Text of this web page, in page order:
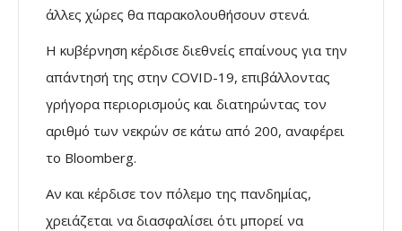
άλλες χώρες θα παρακολουθήσουν στενά.
Η κυβέρνηση κέρδισε διεθνείς επαίνους για την
απάντησή της στην COVID-19, επιβάλλοντας
γρήγορα περιορισμούς και διατηρώντας τον
αριθμό των νεκρών σε κάτω από 200, αναφέρει
το Bloomberg.
Αν και κέρδισε τον πόλεμο της πανδημίας,
χρειάζεται να διασφαλίσει ότι μπορεί να